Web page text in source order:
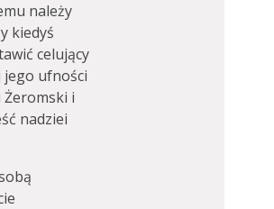
należy
kiedyś
celujący
jego ufności
Żeromski i
nadziei